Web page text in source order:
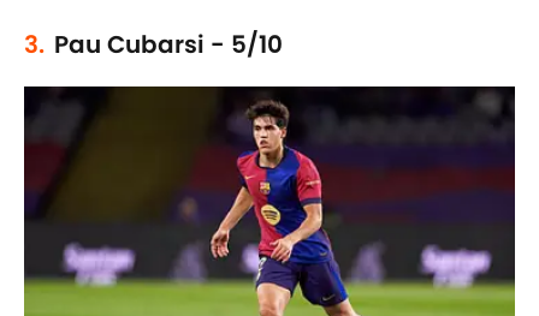
3. Pau Cubarsi - 5/10